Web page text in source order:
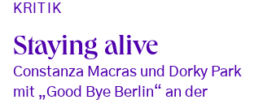
KRITIK
Staying alive
Constanza Macras und Dorky Park
mit „Good Bye Berlin“ an der